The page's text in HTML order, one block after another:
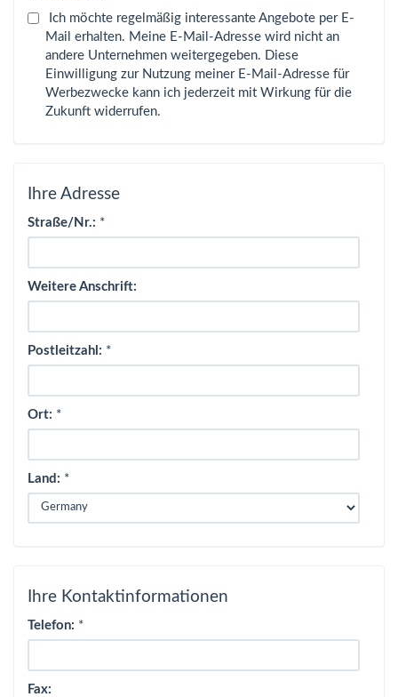
Ich möchte regelmäßig interessante Angebote per E-
Mail erhalten. Meine E-Mail-Adresse wird nicht an
andere Unternehmen weitergegeben. Diese
Einwilligung zur Nutzung meiner E-Mail-Adresse für
Werbezwecke kann ich jederzeit mit Wirkung für die
Zukunft widerrufen.
Ihre Adresse
Straße/Nr.: *
Weitere Anschrift:
Postleitzahl: *
Ort: *
Land: *
Ihre Kontaktinformationen
Telefon: *
Fax: